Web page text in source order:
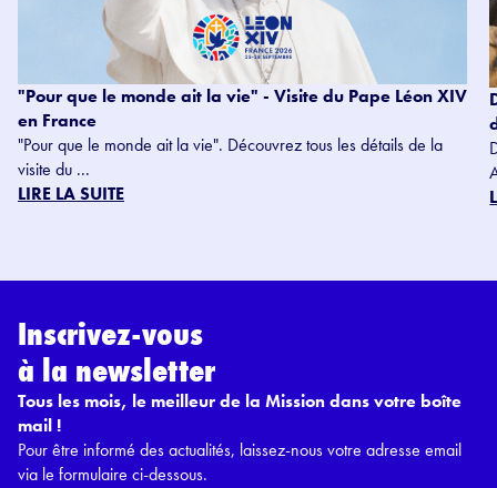
"Pour que le monde ait la vie" - Visite du Pape Léon XIV
en France
"Pour que le monde ait la vie". Découvrez tous les détails de la
visite du ...
LIRE LA SUITE
Inscrivez-vous
à la newsletter
Tous les mois, le meilleur de la Mission dans votre boîte
mail !
Pour être informé des actualités, laissez-nous votre adresse email
via le formulaire ci-dessous.